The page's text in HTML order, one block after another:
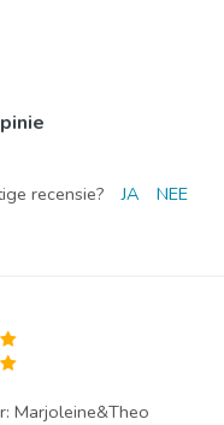
recensie? JA NEE
Marjoleine&Theo